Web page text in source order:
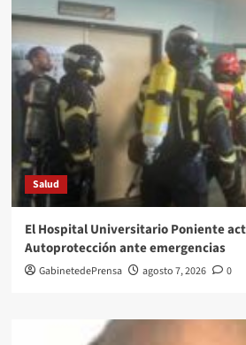
Salud
El Hospital Universitario Poniente
Autoprotección ante emergencias
GabinetedePrensa agosto 7, 2026 0